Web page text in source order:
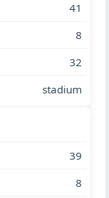
41
8
32
stadium
39
8